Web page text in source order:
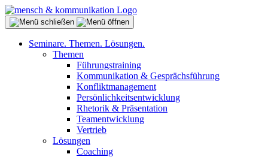
Seminare. Themen. Lösungen.
Themen
Führungstraining
Kommunikation & Gesprächsführung
Konfliktmanagement
Persönlichkeitsentwicklung
Rhetorik & Präsentation
Teamentwicklung
Vertrieb
Lösungen
Coaching